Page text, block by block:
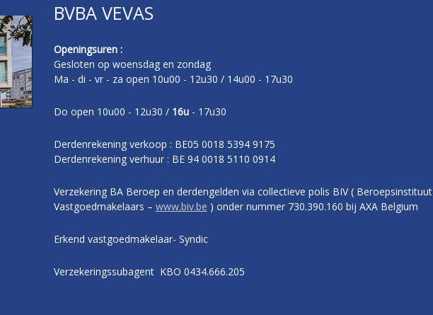
BVBA VEVAS
Openingsuren :
Gesloten op woensdag en zondag
Ma - di - vr - za open 10u00 - 12u30 / 14u00 - 17u30
Do open 10u00 - 12u30 / 16u - 17u30
Derdenrekening verkoop : BE05 0018 5394 9175
Derdenrekening verhuur : BE 94 0018 5110 0914
Verzekering BA Beroep en derdengelden via collectieve polis BIV ( Beroepsinstituut
Vastgoedmakelaars – www.biv.be ) onder nummer 730.390.160 bij AXA Belgium
Erkend vastgoedmakelaar- Syndic
Verzekeringssubagent KBO 0434.666.205